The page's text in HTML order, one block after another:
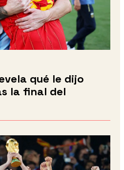
qué le dijo
la final del